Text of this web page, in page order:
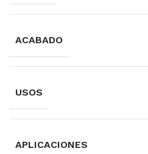
ACABADO
USOS
APLICACIONES